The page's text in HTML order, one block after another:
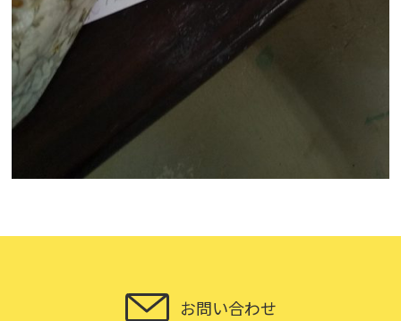
お問い合わせ